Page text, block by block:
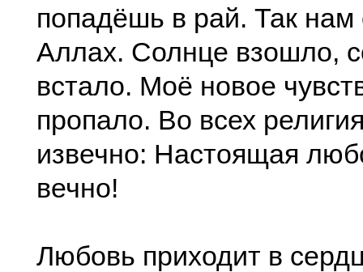
попадёшь в рай. Так нам
Аллах. Солнце взошло,
встало. Моё новое
пропало. Во всех
извечно: Настоящая
вечно!
Любовь приходит в